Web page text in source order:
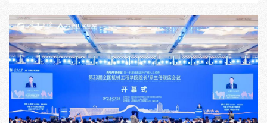
讲话，对参训学员提出四点希望：一要淬炼纯正忠诚之气，锚
定政治根本，走好第一方阵，以绝对忠诚践行岗位职责；二要
砥砺精湛专业之气，锻造过硬本领，立足办文办会办事主业，
精益求精，切实提升“三服务”工作质效；三要守清朗自律之
气，树牢规矩意识，严守纪律保密要求，筑牢作风防线；四要
怀暖心为民之气，坚持勤学善思，厚植服务情怀，持续涵养综
合素养。本次培训紧贴办公室工作实际，兼具政治性、专业
性、前沿性与实践性。课程围绕AI赋能办公业务提升、高校保